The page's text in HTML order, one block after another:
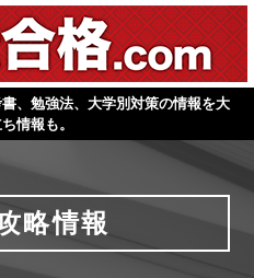
、勉強法、大学別対策の情報を大
情報も。
略情報